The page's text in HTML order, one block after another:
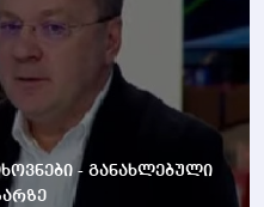
- განახლებული